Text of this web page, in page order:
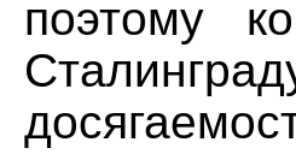
поэтому